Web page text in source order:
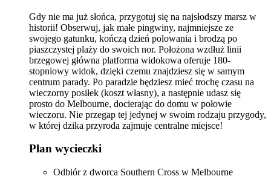
Gdy nie ma już słońca, przygotuj się na najsłodszy marsz w
historii! Obserwuj, jak małe pingwiny, najmniejsze ze
swojego gatunku, kończą dzień polowania i brodzą po
piaszczystej plaży do swoich nor. Położona wzdłuż linii
brzegowej główna platforma widokowa oferuje 180-
stopniowy widok, dzięki czemu znajdziesz się w samym
centrum parady. Po paradzie będziesz mieć trochę czasu na
wieczorny posiłek (koszt własny), a następnie udasz się
prosto do Melbourne, docierając do domu w połowie
wieczoru. Nie przegap tej jedynej w swoim rodzaju przygody,
w której dzika przyroda zajmuje centralne miejsce!
Plan wycieczki
Odbiór z dworca Southern Cross w Melbourne